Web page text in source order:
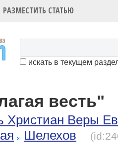
РАЗМЕСТИТЬ СТАТЬЮ
искать в текущем
весть"
Христиан Веры
Шелехов